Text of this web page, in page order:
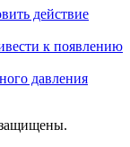
действие
к появлению
давления